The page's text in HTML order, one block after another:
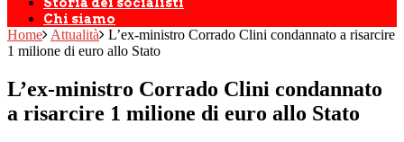
Chi siamo
Home Attualità
L’ex-ministro Corrado Clini condannato a risarcire
1 milione di euro allo Stato
L’ex-ministro Corrado Clini condannato
a risarcire 1 milione di euro allo Stato